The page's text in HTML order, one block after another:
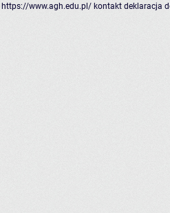
https://www.agh.edu.pl/ kontakt deklaracja